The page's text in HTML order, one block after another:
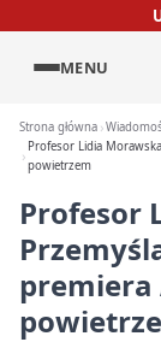
MENU
Strona główna
Profesor Lidia
powietrzem
Profesor
premiera